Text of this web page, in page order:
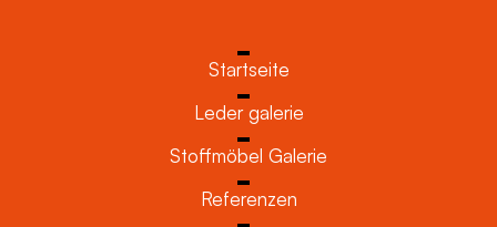
Startseite
Leder galerie
Stoffmöbel Galerie
Referenzen